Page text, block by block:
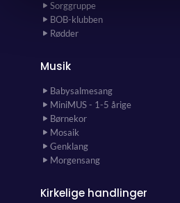
Sorggruppe
BOB-klubben
Rødder
Musik
Babysalmesang
MiniMUS - 1-5 årige
Børnekor
Mosaik
Genklang
Morgensang
Kirkelige handlinger